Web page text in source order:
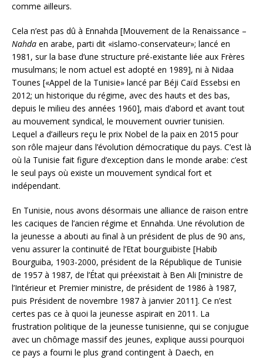
comme ailleurs.
Cela n’est pas dû à Ennahda [Mouvement de la Renaissance –
Nahda en arabe, parti dit «islamo-conservateur»; lancé en
1981, sur la base d’une structure pré-existante liée aux Frères
musulmans; le nom actuel est adopté en 1989], ni à Nidaa
Tounes [«Appel de la Tunisie» lancé par Béji Caïd Essebsi en
2012; un historique du régime, avec des hauts et des bas,
depuis le milieu des années 1960], mais d’abord et avant tout
au mouvement syndical, le mouvement ouvrier tunisien.
Lequel a d’ailleurs reçu le prix Nobel de la paix en 2015 pour
son rôle majeur dans l’évolution démocratique du pays. C’est là
où la Tunisie fait figure d’exception dans le monde arabe: c’est
le seul pays où existe un mouvement syndical fort et
indépendant.
En Tunisie, nous avons désormais une alliance de raison entre
les caciques de l’ancien régime et Ennahda. Une révolution de
la jeunesse a abouti au final à un président de plus de 90 ans,
venu assurer la continuité de l’Etat bourguibiste [Habib
Bourguiba, 1903-2000, président de la République de Tunisie
de 1957 à 1987, de l’État qui préexistait à Ben Ali [ministre de
l’Intérieur et Premier ministre, de président de 1986 à 1987,
puis Président de novembre 1987 à janvier 2011]. Ce n’est
certes pas ce à quoi la jeunesse aspirait en 2011. La
frustration politique de la jeunesse tunisienne, qui se conjugue
avec un chômage massif des jeunes, explique aussi pourquoi
ce pays a fourni le plus grand contingent à Daech, en